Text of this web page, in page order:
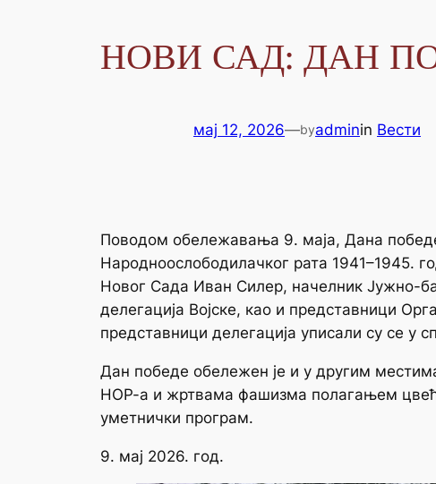
НОВИ САД: ДАН
мај 12, 2026—byadminin Вести
Поводом обележавања 9. маја, Дана
Народноослободилачког рата 1941–1945.
Новог Сада Иван Силер, начелник Јужно-
делегација Војске, као и представници
представници делегација уписали су се у
Дан победе обележен је и у другим
НОР-а и жртвама фашизма полагањем
уметнички програм.
9. мај 2026. год.